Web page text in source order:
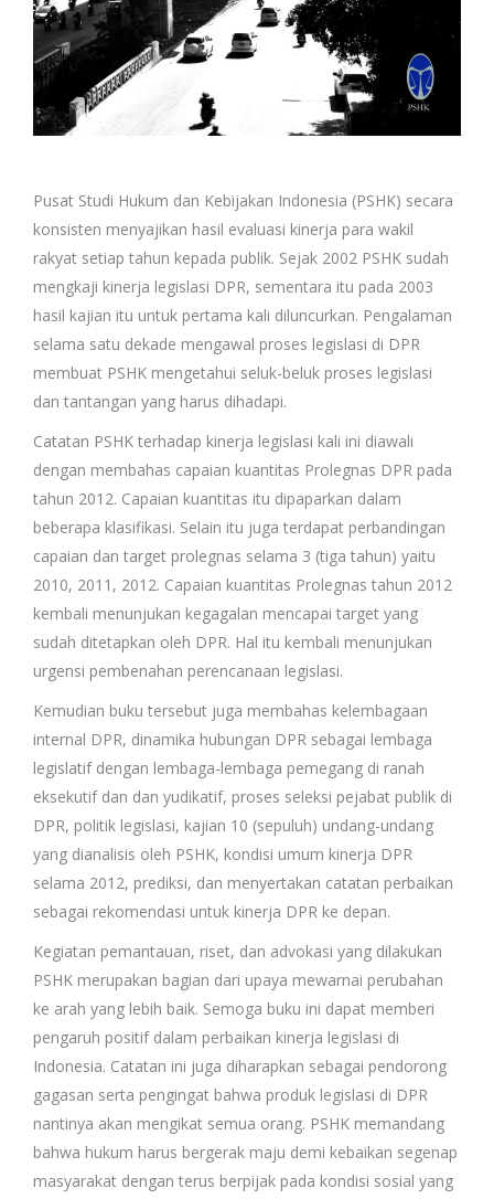
Pusat Studi Hukum dan Kebijakan Indonesia (PSHK) secara
konsisten menyajikan hasil evaluasi kinerja para wakil
rakyat setiap tahun kepada publik. Sejak 2002 PSHK sudah
mengkaji kinerja legislasi DPR, sementara itu pada 2003
hasil kajian itu untuk pertama kali diluncurkan. Pengalaman
selama satu dekade mengawal proses legislasi di DPR
membuat PSHK mengetahui seluk-beluk proses legislasi
dan tantangan yang harus dihadapi.
Catatan PSHK terhadap kinerja legislasi kali ini diawali
dengan membahas capaian kuantitas Prolegnas DPR pada
tahun 2012. Capaian kuantitas itu dipaparkan dalam
beberapa klasifikasi. Selain itu juga terdapat perbandingan
capaian dan target prolegnas selama 3 (tiga tahun) yaitu
2010, 2011, 2012. Capaian kuantitas Prolegnas tahun 2012
kembali menunjukan kegagalan mencapai target yang
sudah ditetapkan oleh DPR. Hal itu kembali menunjukan
urgensi pembenahan perencanaan legislasi.
Kemudian buku tersebut juga membahas kelembagaan
internal DPR, dinamika hubungan DPR sebagai lembaga
legislatif dengan lembaga-lembaga pemegang di ranah
eksekutif dan dan yudikatif, proses seleksi pejabat publik di
DPR, politik legislasi, kajian 10 (sepuluh) undang-undang
yang dianalisis oleh PSHK, kondisi umum kinerja DPR
selama 2012, prediksi, dan menyertakan catatan perbaikan
sebagai rekomendasi untuk kinerja DPR ke depan.
Kegiatan pemantauan, riset, dan advokasi yang dilakukan
PSHK merupakan bagian dari upaya mewarnai perubahan
ke arah yang lebih baik. Semoga buku ini dapat memberi
pengaruh positif dalam perbaikan kinerja legislasi di
Indonesia. Catatan ini juga diharapkan sebagai pendorong
gagasan serta pengingat bahwa produk legislasi di DPR
nantinya akan mengikat semua orang. PSHK memandang
bahwa hukum harus bergerak maju demi kebaikan segenap
masyarakat dengan terus berpijak pada kondisi sosial yang